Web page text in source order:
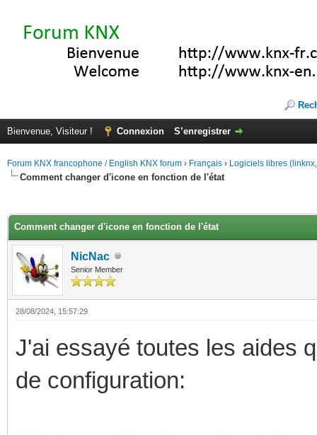
Bienvenue, Visiteur ! Connexion S’enregistrer
Forum KNX francophone / English KNX forum › Français › Logiciels libres
Comment changer d'icone en fonction de l'état
Comment changer d'icone en fonction de l'état
NicNac
Senior Member
28/08/2024, 15:57:29
J'ai essayé toutes les aides
de configuration: